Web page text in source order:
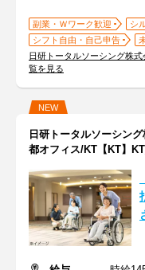
副業・Ｗワーク歓迎
シ
シフト自由・自己申告
日研トータルソーシング株
覧を見る
NEW
日研トータルソーシン
都オフィス/KT【KT】